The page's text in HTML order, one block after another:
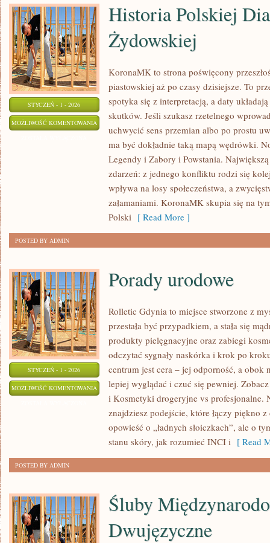
STYCZEŃ - 1 - 2026
MOŻLIWOŚĆ KOMENTOWANIA
Historia Polskiej
Żydowskiej
KoronaMK to strona poświęcony
piastowskiej aż po czasy dzisiejsze. To
spotyka się z interpretacją, a daty
skutków. Jeśli szukasz rzetelnego
uchwycić sens przemian albo po prostu
ma być dokładnie taką mapą wędrówki.
Legendy i Zabory i Powstania. Największą
zdarzeń: z jednego konfliktu rodzi się
wpływa na losy społeczeństwa, a
załamaniami. KoronaMK skupia się na
Polski [ Read More ]
POSTED BY ADMIN
STYCZEŃ - 1 - 2026
MOŻLIWOŚĆ KOMENTOWANIA PORADY
URODOWE
Porady urodowe
Rolletic Gdynia to miejsce stworzone z
przestała być przypadkiem, a stała się
produkty pielęgnacyjne oraz zabiegi
odczytać sygnały naskórka i krok po
centrum jest cera – jej odporność, a obok
lepiej wyglądać i czuć się pewniej.
i Kosmetyki drogeryjne vs profesjonalne.
znajdziesz podejście, które łączy piękno
opowieść o „ładnych słoiczkach”, ale o
stanu skóry, jak rozumieć INCI i [ Read
POSTED BY ADMIN
Śluby
Dwujęzyczne